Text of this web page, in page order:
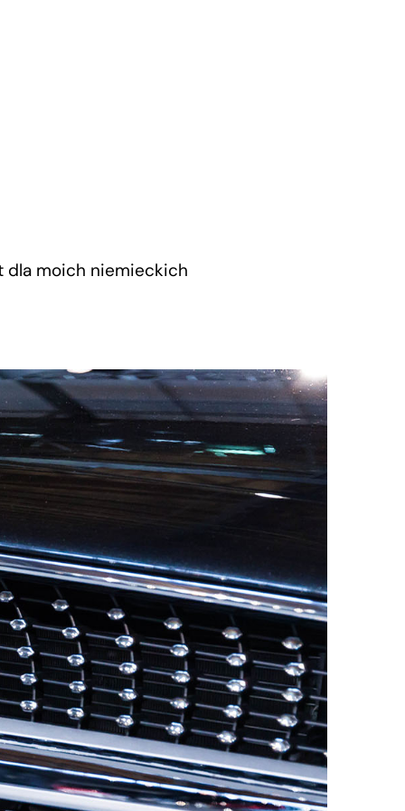
dla moich niemieckich